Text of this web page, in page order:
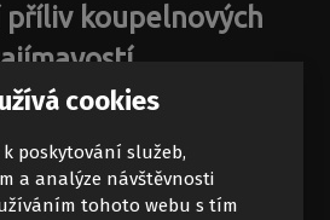
koupelnových
a akce na e-mail
cookies
poskytování služeb,
a analýze návštěvnosti
tohoto webu s tím